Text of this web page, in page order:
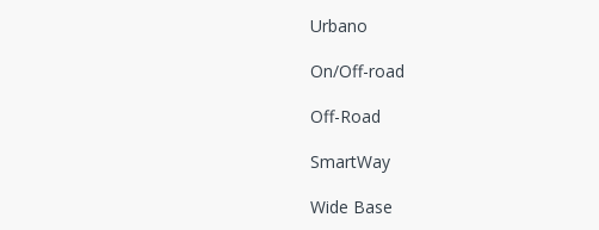
Urbano
On/Off-road
Off-Road
SmartWay
Wide Base